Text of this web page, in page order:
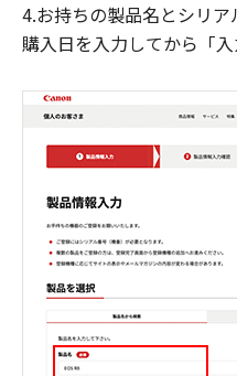
4.お持ちの製品名とシリア
購入日を入力してから「